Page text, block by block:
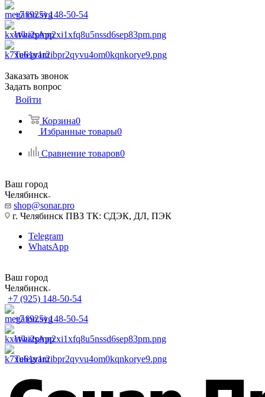
+7 (925) 148-50-54
WhatsApp
Telegram
Заказать звонок
Задать вопрос
Войти
Корзина0
Избранные товары0
Сравнение товаров0
Ваш город
Челябинск
shop@sonar.pro
г. Челябинск ПВЗ ТК: СДЭК, ДЛ, ПЭК
Telegram
WhatsApp
Ваш город
Челябинск
+7 (925) 148-50-54
+7 (925) 148-50-54
WhatsApp
Telegram